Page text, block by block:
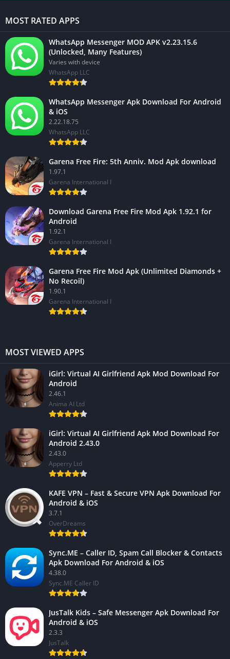
MOST RATED APPS
WhatsApp Messenger MOD APK v2.23.15.6
(Unlocked, Many Features)
Varies with device
WhatsApp LLC
WhatsApp Messenger Apk Download For Android
& iOS
2.22.18.75
WhatsApp LLC
Garena Free Fire: 5th Anniv. Mod Apk download
1.97.1
Garena International I
Download Garena Free Fire Mod Apk 1.92.1 for
Android
1.92.1
Garena International I
Garena Free Fire Mod Apk (Unlimited Diamonds +
No Recoil)
1.90.1
Garena International I
MOST VIEWED APPS
iGirl: Virtual AI Girlfriend Apk Mod Download For
Android
2.46.1
Anima AI Ltd
iGirl: Virtual AI Girlfriend Apk Mod Download For
Android 2.43.0
2.43.0
Apperry Ltd
KAFE VPN – Fast & Secure VPN Apk Download For
Android & iOS
3.7.1
OverDreams
Sync.ME – Caller ID, Spam Call Blocker & Contacts
Apk Download For Android & iOS
4.38.0
Sync.ME Caller ID
JusTalk Kids – Safe Messenger Apk Download For
Android & iOS
2.3.3
JusTalk